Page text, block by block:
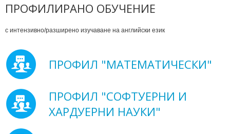
ПРОФИЛИРАНО ОБУЧЕНИЕ
с интензивно/разширено изучаване на английски език
ПРОФИЛ "МАТЕМАТИЧЕСКИ"
ПРОФИЛ "СОФТУЕРНИ И
ХАРДУЕРНИ НАУКИ"